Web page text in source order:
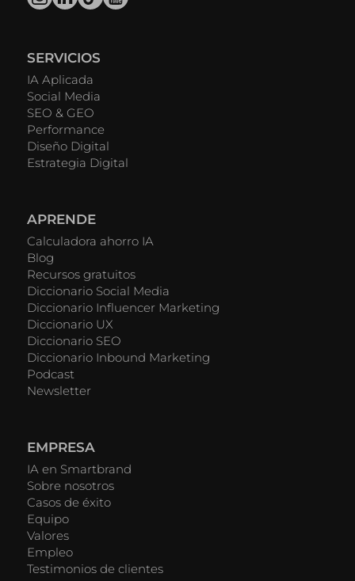
SERVICIOS
IA Aplicada
Social Media
SEO & GEO
Performance
Diseño Digital
Estrategia Digital
APRENDE
Calculadora ahorro IA
Blog
Recursos gratuitos
Diccionario Social Media
Diccionario Influencer Marketing
Diccionario UX
Diccionario SEO
Diccionario Inbound Marketing
Podcast
Newsletter
EMPRESA
IA en Smartbrand
Sobre nosotros
Casos de éxito
Equipo
Valores
Empleo
Testimonios de clientes